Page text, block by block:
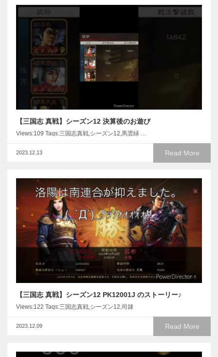
【三国志 真戦】シーズン12 決算後のお遊び
Views:109 Taqs:三国志真戦,シーズン12,馬雲緑 …
Read More
2023.12.13
【三国志 真戦】シーズン12 PK12001J のストーリー♪
Views:122 Taqs:三国志真戦,シーズン12,司隷
Read More
2023.12.09